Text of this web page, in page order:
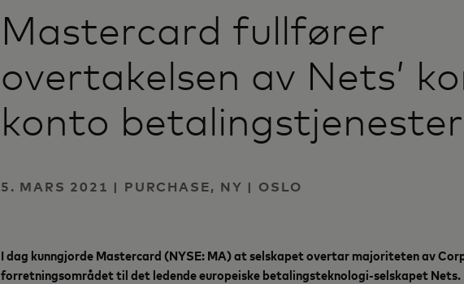
Mastercard fullfører
overtakelsen av Nets’
konto betalingstjenester
5. MARS 2021 | PURCHASE, NY | OSLO
I dag kunngjorde Mastercard (NYSE: MA) at selskapet overtar majoriteten av
forretningsområdet til det ledende europeiske betalingsteknologi-selskapet Nets.